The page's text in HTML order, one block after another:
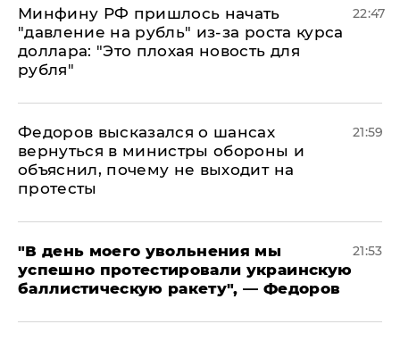
Минфину РФ пришлось начать
"давление на рубль" из-за роста курса
доллара: "Это плохая новость для
рубля"
22:47
Федоров высказался о шансах
вернуться в министры обороны и
объяснил, почему не выходит на
протесты
21:59
​"В день моего увольнения мы
успешно протестировали украинскую
баллистическую ракету", — Федоров
21:53